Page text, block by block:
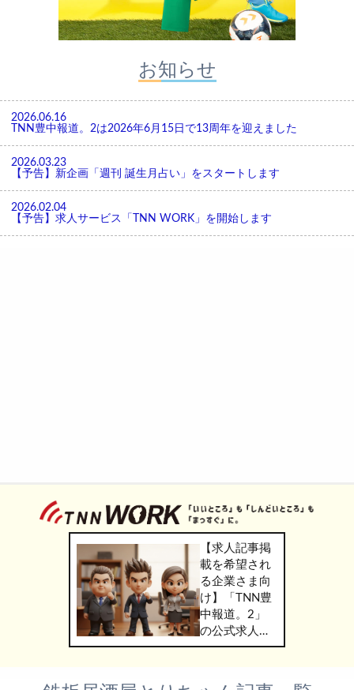
お知らせ
2026.06.16
TNN豊中報道。2は2026年6月15日で13周年を迎えました
2026.03.23
【予告】新企画「週刊 誕生月占い」をスタートします
2026.02.04
【予告】求人サービス「TNN WORK」を開始します
【求人記事掲
載を希望され
る企業さま向
け】「TNN豊
中報道。2」
の公式求人情
報サービス
WORK」のご